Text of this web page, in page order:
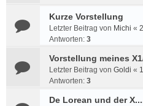
Kurze Vorstellung
Letzter Beitrag von Michi «
Antworten: 3
Vorstellung meines
Letzter Beitrag von Goldi «
Antworten: 3
De Lorean und der